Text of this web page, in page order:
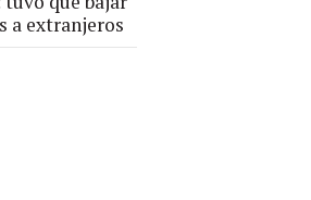
a extranjeros